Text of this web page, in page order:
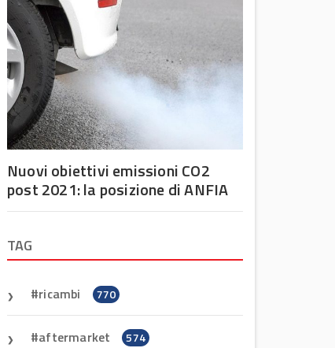
Nuovi obiettivi emissioni CO2
post 2021: la posizione di ANFIA
TAG
ricambi 770
aftermarket 574